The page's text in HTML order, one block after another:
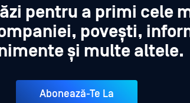
pentru a primi cele
povești,
și multe altele.
Abonează-Te La